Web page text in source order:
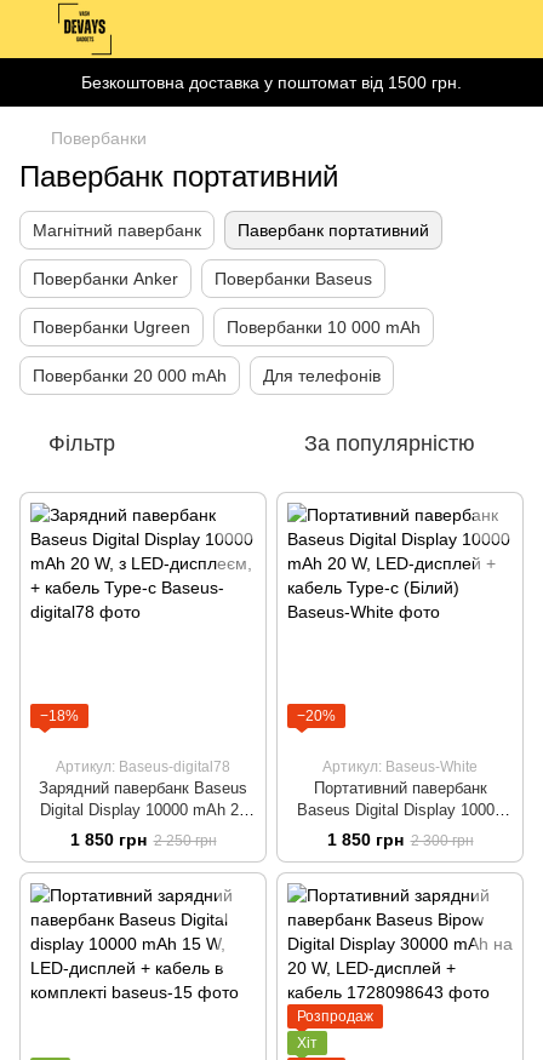
Безкоштовна доставка у поштомат від 1500 грн.
Повербанки
Павербанк портативний
Магнітний павербанк Павербанк портативний
Повербанки Anker Повербанки Baseus
Повербанки Ugreen Повербанки 10 000 mAh
Повербанки 20 000 mAh Для телефонів
Фільтр За популярністю
−18%
Артикул: Baseus-digital78
Зарядний павербанк Baseus
Digital Display 10000 mAh 20
W, з LED-дисплеєм, + кабель
Type-c
1 850 грн 2 250 грн
−20%
Артикул: Baseus-White
Портативний павербанк
Baseus Digital Display 10000
mAh 20 W, LED-дисплей +
кабель Type-c (Білий)
1 850 грн 2 300 грн
Розпродаж
Хіт